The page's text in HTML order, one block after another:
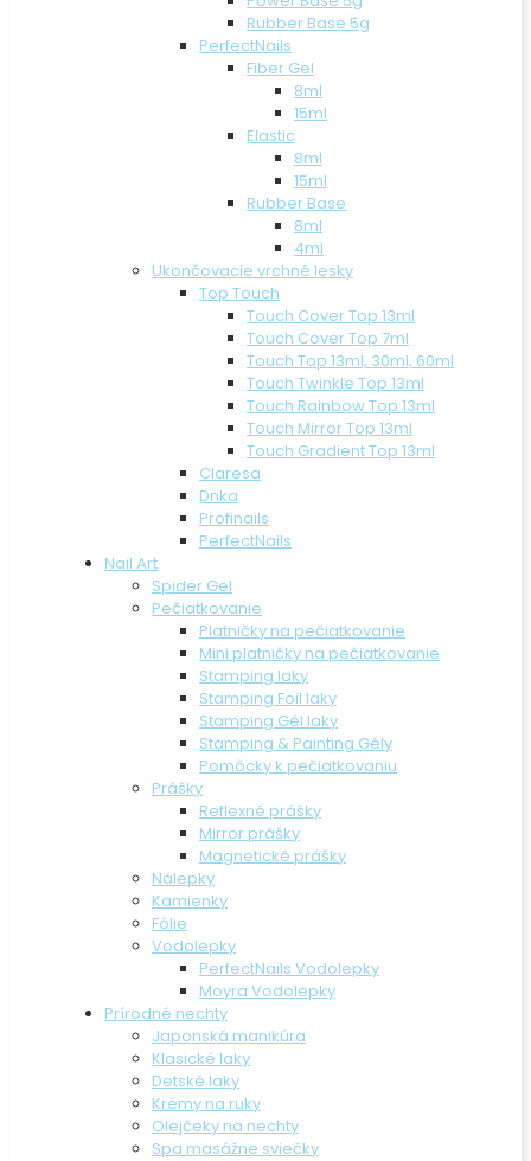
Rubber Base 5g
PerfectNails
Fiber Gel
8ml
15ml
Elastic
8ml
15ml
Rubber Base
8ml
4ml
Ukončovacie vrchné lesky
Top Touch
Touch Cover Top 13ml
Touch Cover Top 7ml
Touch Top 13ml, 30ml, 60ml
Touch Twinkle Top 13ml
Touch Rainbow Top 13ml
Touch Mirror Top 13ml
Touch Gradient Top 13ml
Claresa
Dnka
Profinails
PerfectNails
Nail Art
Spider Gel
Pečiatkovanie
Platničky na pečiatkovanie
Mini platničky na pečiatkovanie
Stamping laky
Stamping Foil laky
Stamping Gél laky
Stamping & Painting Gély
Pomôcky k pečiatkovaniu
Prášky
Reflexné prášky
Mirror prášky
Magnetické prášky
Nálepky
Kamienky
Fólie
Vodolepky
PerfectNails Vodolepky
Moyra Vodolepky
Prírodné nechty
Japonská manikúra
Klasické laky
Detské laky
Krémy na ruky
Olejčeky na nechty
Spa masážne sviečky